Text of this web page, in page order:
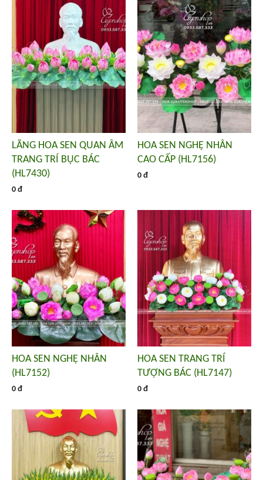
LÃNG HOA SEN QUAN ÂM
TRANG TRÍ BỤC BÁC
(HL7430)
0 đ
HOA SEN NGHỆ NHÂN
CAO CẤP (HL7156)
0 đ
HOA SEN NGHỆ NHÂN
(HL7152)
0 đ
HOA SEN TRANG TRÍ
TƯỢNG BÁC (HL7147)
0 đ